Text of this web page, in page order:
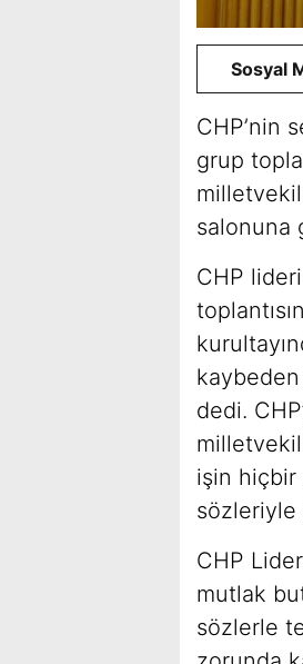
Sosyal
CHP’nin
grup
salonuna
CHP
kaybeden
dedi.
işin hiçbir
sözleriyle
CHP
mutlak
sözlerle